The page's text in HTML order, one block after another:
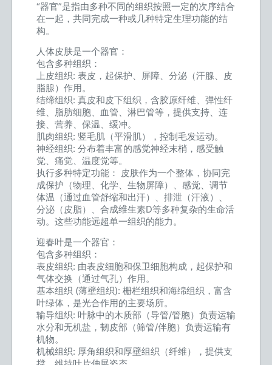
“器官”是指由多种不同的组织按照一定的次序结合
在一起，共同完成一种或几种特定生理功能的结
构。
人体皮肤是一个器官：
包含多种组织：
上皮组织: 表皮，起保护、屏障、分泌（汗腺、皮
脂腺）作用。
结缔组织: 真皮和皮下组织，含胶原纤维、弹性纤
维、脂肪细胞、血管、淋巴管等，提供支持、连
接、营养、保温、缓冲。
肌肉组织: 竖毛肌（平滑肌），控制毛发运动。
神经组织: 分布着丰富的感觉神经末梢，感受触
觉、痛觉、温度觉等。
执行多种特定功能： 皮肤作为一个整体，协同完
成保护（物理、化学、生物屏障）、感觉、调节
体温（通过血管舒缩和出汗）、排泄（汗液）、
分泌（皮脂）、合成维生素D等多种复杂的生命活
动。这些功能远超单一组织的能力。
迎春叶是一个器官：
包含多种组织：
表皮组织: 由表皮细胞和保卫细胞构成，起保护和
气体交换（通过气孔）作用。
基本组织 (薄壁组织): 栅栏组织和海绵组织，富含
叶绿体，是光合作用的主要场所。
输导组织: 叶脉中的木质部（导管/管胞）负责运输
水分和无机盐，韧皮部（筛管/伴胞）负责运输有
机物。
机械组织: 厚角组织和厚壁组织（纤维），提供支